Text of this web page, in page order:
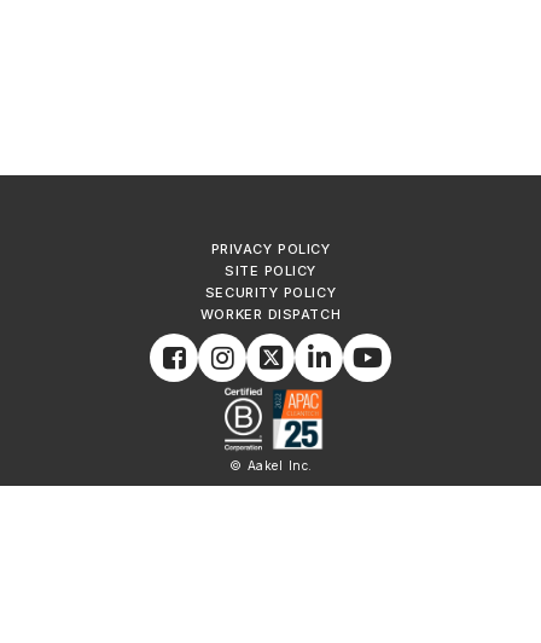
PRIVACY POLICY
SITE POLICY
SECURITY POLICY
WORKER DISPATCH
© Aakel Inc.